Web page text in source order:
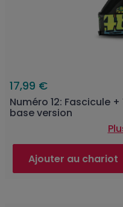
17,99 €
Numéro 12: Fascicule
base version
Ajouter au chariot